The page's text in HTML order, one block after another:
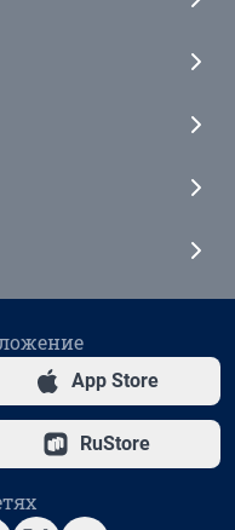
App Store
RuStore